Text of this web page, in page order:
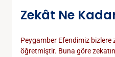
Zekât Ne
Peygamber Efendimiz bizlere
öğretmiştir. Buna göre